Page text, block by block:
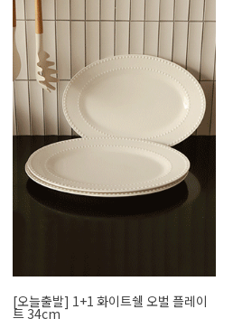
[오늘출발] 1+1 화이트쉘 오벌 플레이
트 34cm